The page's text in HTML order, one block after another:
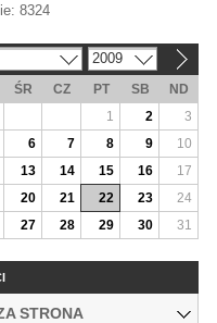
8324
2009
ŚR CZ PT SB
ND
1
2
3
6 7 8 9
10
13 14 15 16
17
20 21 22 23
24
27 28 29 30 31
STRONA